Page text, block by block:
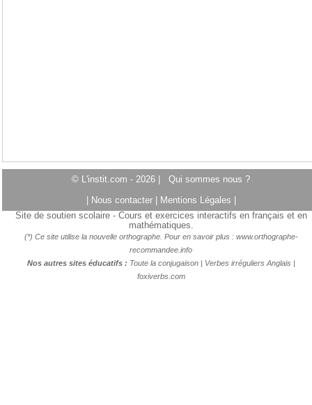
© L'instit.com - 2026 | Qui sommes nous ?
Nous contacter Mentions Légales
Site de soutien scolaire - Cours et exercices interactifs en français et en
mathématiques.
(*) Ce site utilise la nouvelle orthographe. Pour en savoir plus : www.orthographe-
recommandee.info
Nos autres sites éducatifs : Toute la conjugaison| Verbes irréguliers Anglais
foxiverbs.com